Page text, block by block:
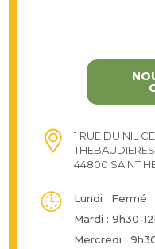
1 RUE DU NIL
THEBAUDIERES
44800 SAINT
Lundi : Fermé
Mardi : 9h30-
Mercredi :